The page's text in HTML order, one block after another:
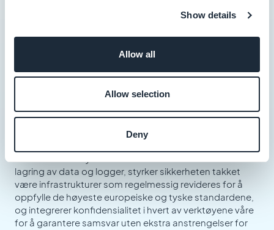
Show details
Allow all
Allow selection
Deny
Beste praksis innen
konfidensialitet og
sikkerhet
tyske lovkrav.
lagring av data og logger, styrker sikkerheten takket
være infrastrukturer som regelmessig revideres for å
oppfylle de høyeste europeiske og tyske standardene,
og integrerer konfidensialitet i hvert av verktøyene våre
for å garantere samsvar uten ekstra anstrengelser for